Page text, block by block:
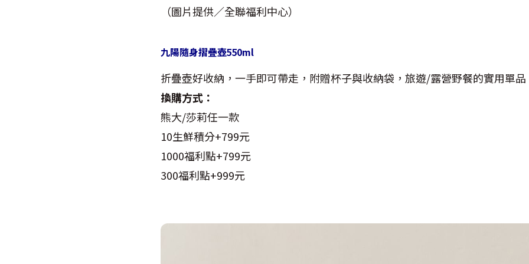
（圖片提供／全聯福利中心）
九陽隨身摺疊壺550ml
折疊壺好收納，一手即可帶走，附贈杯子與收納袋，旅遊/露營野餐的實用單品
換購方式：
熊大/莎莉任一款
10生鮮積分+799元
1000福利點+799元
300福利點+999元